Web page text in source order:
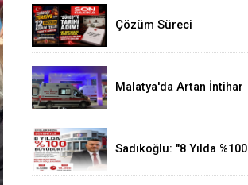
Çözüm Süreci
Tam Metni TBMM'ye
Malatya'da Artan İntihar
Daha Eklendi
Sadıkoğlu: "8 Yılda %100
Güveni Gösteriyor